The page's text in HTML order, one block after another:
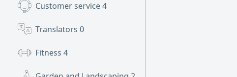
Customer service4
Translators 0
Fitness 4